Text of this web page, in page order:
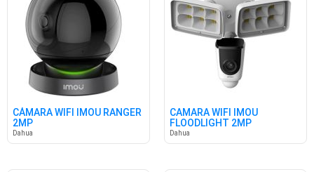
CÁMARA WIFI IMOU RANGER
2MP
Dahua
CAMARA WIFI IMOU
FLOODLIGHT 2MP
Dahua